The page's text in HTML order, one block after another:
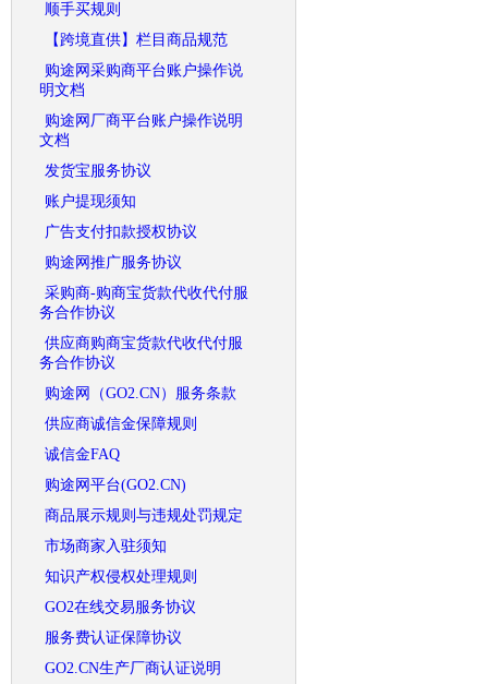
顺手买规则
【跨境直供】栏目商品规范
购途网采购商平台账户操作说
明文档
购途网厂商平台账户操作说明
文档
发货宝服务协议
账户提现须知
广告支付扣款授权协议
购途网推广服务协议
采购商-购商宝货款代收代付服
务合作协议
供应商购商宝货款代收代付服
务合作协议
购途网（GO2.CN）服务条款
供应商诚信金保障规则
诚信金FAQ
购途网平台(GO2.CN)
商品展示规则与违规处罚规定
市场商家入驻须知
知识产权侵权处理规则
GO2在线交易服务协议
服务费认证保障协议
GO2.CN生产厂商认证说明